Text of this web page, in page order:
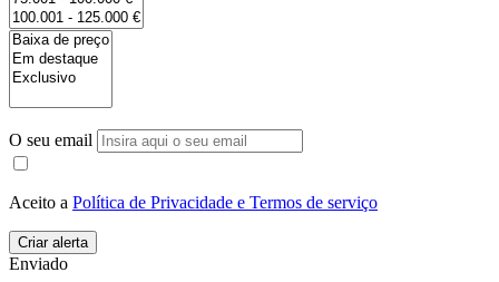
O seu email
Aceito a Política de Privacidade e Termos de serviço
Enviado